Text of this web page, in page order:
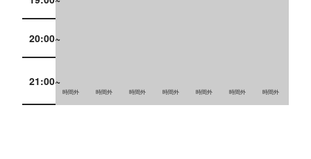
20:00~
21:00~
時間外 時間外 時間外 時間外 時間外 時間外 時間外